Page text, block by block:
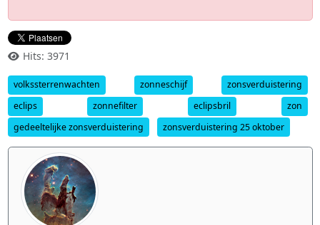
Hits: 3971
volkssterrenwachten zonneschijf
zonsverduistering
eclips
zonnefilter eclipsbril
zon
gedeeltelijke zonsverduistering
zonsverduistering 25 oktober